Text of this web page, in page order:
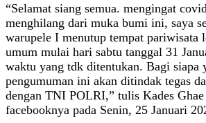
“Selamat siang semua. mengingat
menghilang dari muka bumi ini, saya
warupele I menutup tempat pariwisata
umum mulai hari sabtu tanggal 31
waktu yang tdk ditentukan. Bagi siapa
pengumuman ini akan ditindak tegas
dengan TNI POLRI,” tulis Kades Ghae
facebooknya pada Senin, 25 Januari